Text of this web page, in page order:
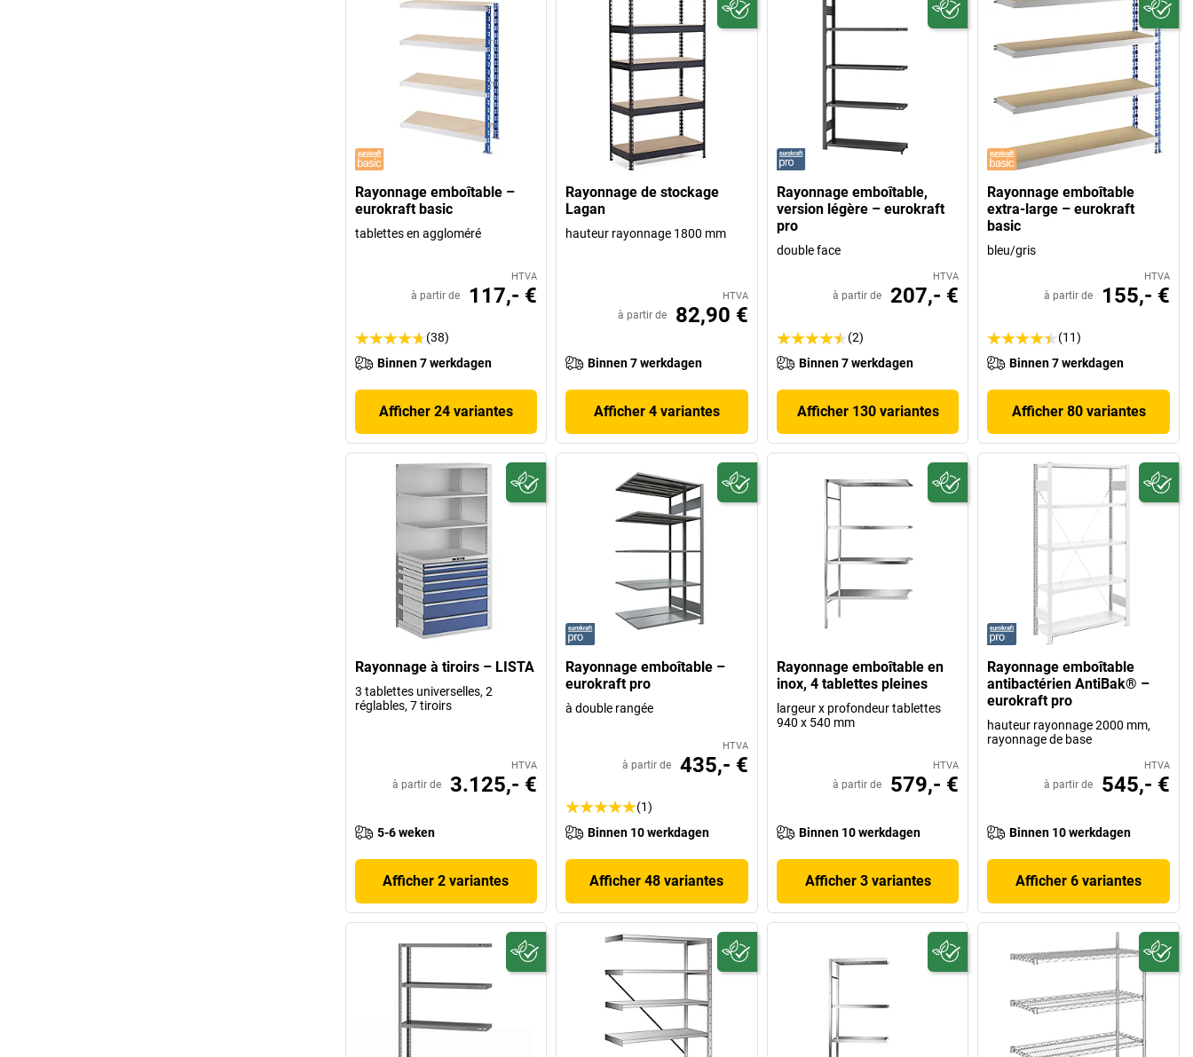
Rayonnage emboîtable –
eurokraft basic
tablettes en aggloméré
HTVA
à partir de 117,- €
(38)
Binnen 7 werkdagen
Afficher 24 variantes
Rayonnage de stockage
Lagan
hauteur rayonnage 1800 mm
HTVA
à partir de 82,90 €
Binnen 7 werkdagen
Afficher 4 variantes
Rayonnage emboîtable,
version légère – eurokraft
pro
double face
HTVA
à partir de 207,- €
(2)
Binnen 7 werkdagen
Afficher 130 variantes
Rayonnage emboîtable
extra-large – eurokraft
basic
bleu/gris
HTVA
à partir de 155,- €
(11)
Binnen 7 werkdagen
Afficher 80 variantes
Rayonnage à tiroirs – LISTA
3 tablettes universelles, 2
réglables, 7 tiroirs
HTVA
à partir de 3.125,- €
5-6 weken
Afficher 2 variantes
Rayonnage emboîtable –
eurokraft pro
à double rangée
HTVA
à partir de 435,- €
(1)
Binnen 10 werkdagen
Afficher 48 variantes
Rayonnage emboîtable en
inox, 4 tablettes pleines
largeur x profondeur tablettes
940 x 540 mm
HTVA
à partir de 579,- €
Binnen 10 werkdagen
Afficher 3 variantes
Rayonnage emboîtable
antibactérien AntiBak® –
eurokraft pro
hauteur rayonnage 2000 mm,
rayonnage de base
HTVA
à partir de 545,- €
Binnen 10 werkdagen
Afficher 6 variantes